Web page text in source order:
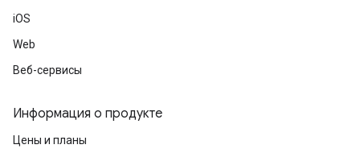
iOS
Web
Веб-сервисы
Информация о продукте
Цены и планы